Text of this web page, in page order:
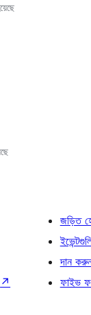
↗
জড়িত
দান
ফাইভ